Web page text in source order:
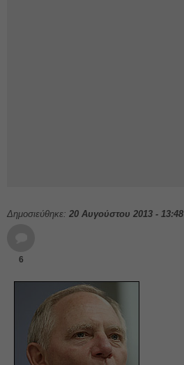
Δημοσιεύθηκε: 20 Αυγούστου 2013 - 13:48
6